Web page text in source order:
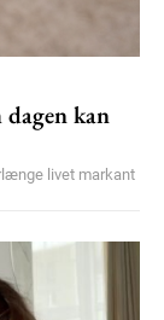
kan
livet markant